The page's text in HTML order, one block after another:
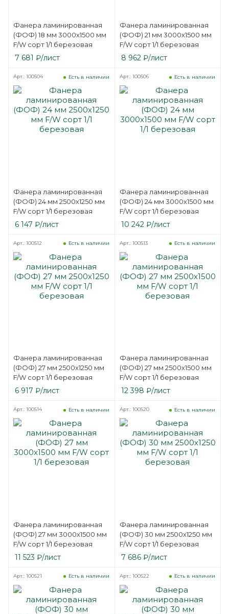
Фанера ламинированная
(ФОФ) 18 мм 3000х1500 мм
F/W сорт 1/1 березовая
7 681 ₽/лист
Фанера ламинированная
(ФОФ) 21 мм 3000х1500 мм
F/W сорт 1/1 березовая
8 962₽/лист
Фанера ламинированная
(ФОФ) 24 мм 2500х1250 мм
F/W сорт 1/1 березовая
Есть в наличии
Арт.: 100504
6 147 ₽/лист
Фанера ламинированная
(ФОФ) 24 мм 3000х1500 мм
F/W сорт 1/1 березовая
Есть в наличии
Арт.: 100506
10 242 ₽/лист
Фанера ламинированная
(ФОФ) 27 мм 2500х1250 мм
F/W сорт 1/1 березовая
Есть в наличии
Арт.: 100512
6 917 ₽/лист
Фанера ламинированная
(ФОФ) 27 мм 2500х1500 мм
F/W сорт 1/1 березовая
Есть в наличии
Арт.: 100513
12 398 ₽/лист
Фанера ламинированная
(ФОФ) 27 мм 3000х1500 мм
F/W сорт 1/1 березовая
Есть в наличии
Арт.: 100514
11 523 ₽/лист
Фанера ламинированная
(ФОФ) 30 мм 2500х1250 мм
F/W сорт 1/1 березовая
Есть в наличии
Арт.: 100520
7 686₽/лист
Есть в наличии
Арт.: 100521 Есть в наличии
Арт.: 100522